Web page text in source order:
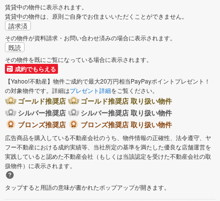
賃貸中の物件に表示されます。
賃貸中の物件は、原則ご自身でお住まいいただくことができません。
請求済
その物件が資料請求・お問い合わせ済みの場合に表示されます。
既読
その物件を既にご覧になっている場合に表示されます。
成約でもらえる
【Yahoo!不動産】物件ご成約で最大20万円相当PayPayポイントプレゼント！
の対象物件です。詳細はプレゼント詳細をご覧ください。
ゴールド推奨店
ゴールド推奨店 取り扱い物件
シルバー推奨店
シルバー推奨店 取り扱い物件
ブロンズ推奨店
ブロンズ推奨店 取り扱い物件
広告商品を購入している不動産会社のうち、物件情報の正確性、法令遵守、ヤ
フー不動産における成約実績等、当社所定の基準を満たした優良な店舗運営を
実践していると認めた不動産会社（もしくは当該認定を受けた不動産会社の取
扱物件）に表示されます。
タップすると用語の意味が書かれたポップアップが開きます。